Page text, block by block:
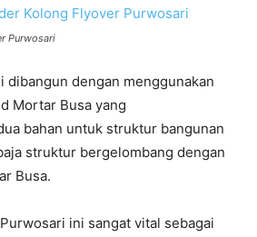
Purwosari
dibangun dengan menggunakan
Mortar Busa yang
bahan untuk struktur bangunan
struktur bergelombang dengan
Busa.
ini sangat vital sebagai